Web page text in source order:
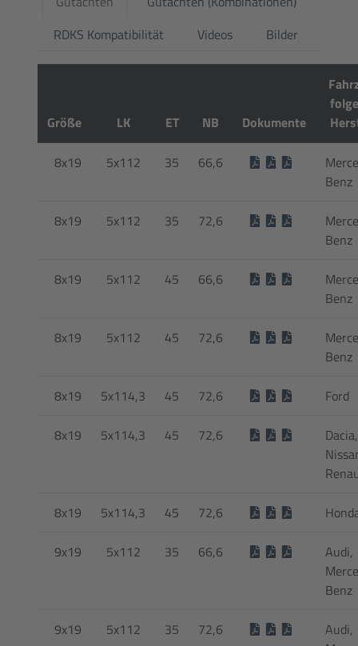
RDKS Kompatibilität
Videos Bilder
Größe LK ET NB Dokumente
8x19 5x112 35 66,6
Benz
8x19 5x112 35 72,6
Benz
8x19 5x112 45 66,6
Benz
8x19 5x112 45 72,6
Benz
8x19 5x114,3 45 72,6 Ford
8x19 5x114,3 45 72,6
Dacia,
8x19 5x114,3 45 72,6
9x19 5x112 35 66,6
Audi,
Benz
9x19 5x112 35 72,6
Audi,